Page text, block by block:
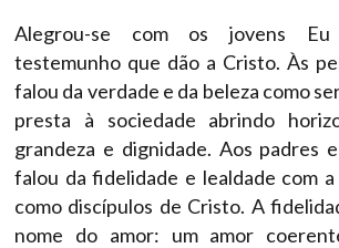
Alegrou-se com os jovens
testemunho que dão a Cristo. Às
falou da verdade e da beleza como
presta à sociedade abrindo
grandeza e dignidade. Aos padres
falou da fidelidade e lealdade com
como discípulos de Cristo. A
nome do amor: um amor